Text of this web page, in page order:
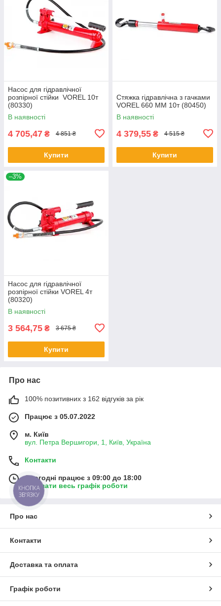
Насос для гідравлічної
розпірної стійки VOREL 10т
(80330)
В наявності
4 705,47 ₴ 4 851 ₴
Купити
Стяжка гідравлічна з гачками
VOREL 660 ММ 10т (80450)
В наявності
4 379,55 ₴ 4 515 ₴
Купити
–3%
Насос для гідравлічної
розпірної стійки VOREL 4т
(80320)
В наявності
3 564,75 ₴ 3 675 ₴
Купити
Про нас
100% позитивних з 162 відгуків за рік
Працює з 05.07.2022
м. Київ
вул. Петра Вершигори, 1, Київ, Україна
Контакти
Сьогодні працює з 09:00 до 18:00
Показати весь графік роботи
Про нас
Контакти
Доставка та оплата
Графік роботи
КНОПКА
ЗВ'ЯЗКУ